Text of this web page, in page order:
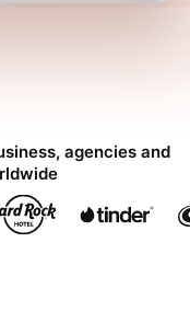
agencies and